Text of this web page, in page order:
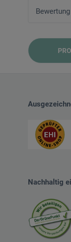
Bewertung
Nachhaltig